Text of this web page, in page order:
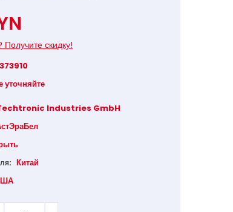
скидку!
уточняйте
Industries GmbH
Китай